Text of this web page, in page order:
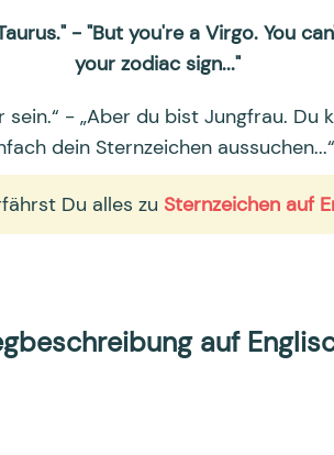
- "But you're a Virgo. You
your zodiac sign..."
sein.“ - „Aber du bist Jungfrau. Du
dein Sternzeichen aussuchen...“
Du alles zu Sternzeichen auf
auf